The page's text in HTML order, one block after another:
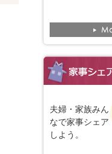
夫婦・家族みん
なで家事シェア
しよう。